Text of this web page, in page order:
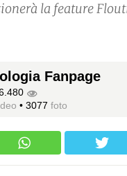
la feature
Fanpage
• 3077 foto